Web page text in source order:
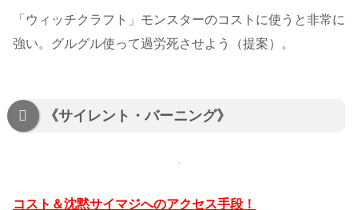
「ウィッチクラフト」モンスターのコストに使うと非常に
強い。グルグル使って過労死させよう（提案）。
《サイレント・バーニング》
コスト＆沈黙サイマジへのアクセス手段！